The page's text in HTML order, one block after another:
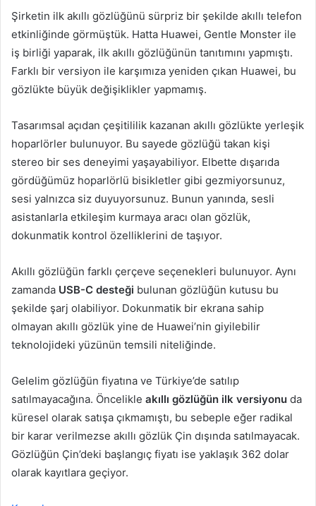
Şirketin ilk akıllı gözlüğünü sürpriz bir şekilde akıllı telefon
etkinliğinde görmüştük. Hatta Huawei, Gentle Monster ile
iş birliği yaparak, ilk akıllı gözlüğünün tanıtımını yapmıştı.
Farklı bir versiyon ile karşımıza yeniden çıkan Huawei, bu
gözlükte büyük değişiklikler yapmamış.
Tasarımsal açıdan çeşitililik kazanan akıllı gözlükte yerleşik
hoparlörler bulunuyor. Bu sayede gözlüğü takan kişi
stereo bir ses deneyimi yaşayabiliyor. Elbette dışarıda
gördüğümüz hoparlörlü bisikletler gibi gezmiyorsunuz,
sesi yalnızca siz duyuyorsunuz. Bunun yanında, sesli
asistanlarla etkileşim kurmaya aracı olan gözlük,
dokunmatik kontrol özelliklerini de taşıyor.
Akıllı gözlüğün farklı çerçeve seçenekleri bulunuyor. Aynı
zamanda USB-C desteği bulunan gözlüğün kutusu bu
şekilde şarj olabiliyor. Dokunmatik bir ekrana sahip
olmayan akıllı gözlük yine de Huawei’nin giyilebilir
teknolojideki yüzünün temsili niteliğinde.
Gelelim gözlüğün fiyatına ve Türkiye’de satılıp
satılmayacağına. Öncelikle akıllı gözlüğün ilk versiyonu da
küresel olarak satışa çıkmamıştı, bu sebeple eğer radikal
bir karar verilmezse akıllı gözlük Çin dışında satılmayacak.
Gözlüğün Çin’deki başlangıç fiyatı ise yaklaşık 362 dolar
olarak kayıtlara geçiyor.